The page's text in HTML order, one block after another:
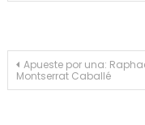
Apueste por una:
Montserrat Caballé